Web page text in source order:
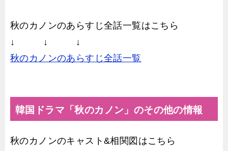
秋のカノンのあらすじ全話一覧はこちら
↓ ↓ ↓
秋のカノンのあらすじ全話一覧
韓国ドラマ「秋のカノン」のその他の情報
秋のカノンのキャスト&相関図はこちら